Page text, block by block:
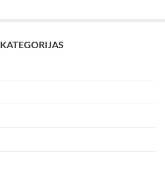
KATEGORIJAS